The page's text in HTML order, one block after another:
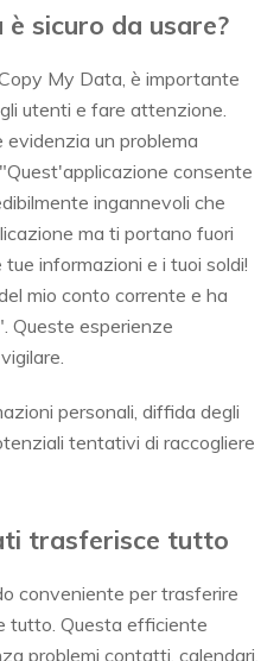
sicuro da usare?
My Data, è importante
utenti e fare attenzione.
un problema
consente
ingannevoli che
ma ti portano fuori
informazioni e i tuoi soldi!
mio conto corrente e ha
Queste esperienze
personali, diffida degli
tentativi di raccogliere
trasferisce tutto
conveniente per trasferire
tutto. Questa efficiente
problemi contatti, calendari,